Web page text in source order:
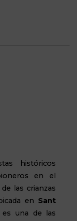
históricos
en el
las crianzas
en Sant
es una de las